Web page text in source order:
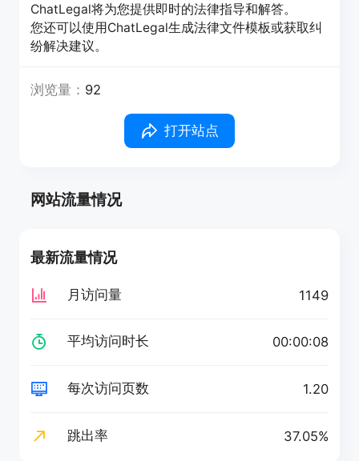
ChatLegal将为您提供即时的法律指导和解答。
您还可以使用ChatLegal生成法律文件模板或获取纠
纷解决建议。
浏览量： 92
打开站点
网站流量情况
最新流量情况
月访问量 1149
平均访问时长 00:00:08
每次访问页数 1.20
跳出率 37.05%